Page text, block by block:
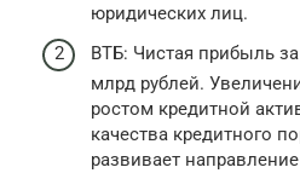
юридических лиц.
ВТБ: Чистая прибыль
млрд рублей.
ростом кредитной
качества кредитного
развивает